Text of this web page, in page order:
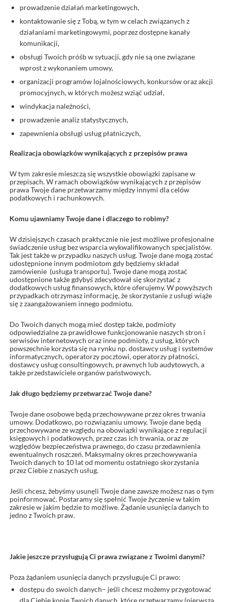
prowadzenie działań marketingowych,
kontaktowanie się z Tobą, w tym w celach związanych z
działaniami marketingowymi, poprzez dostępne kanały
komunikacji,
obsługi Twoich próśb w sytuacji, gdy nie są one związane
wprost z wykonaniem umowy,
organizacji programów lojalnościowych, konkursów oraz akcji
promocyjnych, w których możesz wziąć udział,
windykacja należności,
prowadzenie analiz statystycznych,
zapewnienia obsługi usług płatniczych,
Realizacja obowiązków wynikających z przepisów prawa
W tym zakresie mieszczą się wszystkie obowiązki zapisane w
przepisach. W ramach obowiązków wynikających z przepisów
prawa Twoje dane przetwarzamy między innymi dla celów
podatkowych i rachunkowych.
Komu ujawniamy Twoje dane i dlaczego to robimy?
W dzisiejszych czasach praktycznie nie jest możliwe profesjonalne
świadczenie usług bez wsparcia wykwalifikowanych specjalistów.
Tak jest także w przypadku naszych usług. Twoje dane mogą zostać
udostępnione innym podmiotom gdy będziemy składał
zamówienie (usługa transportu). Twoje dane mogą zostać
udostępnione także gdybyś zdecydował się skorzystać z
dodatkowych usług finansowych, które oferujemy. W powyższych
przypadkach otrzymasz informację, że skorzystanie z usługi wiąże
się z zaangażowaniem innego podmiotu.
Do Twoich danych mogą mieć dostęp także, podmioty
odpowiedzialne za prawidłowe funkcjonowanie naszych stron i
serwisów internetowych oraz inne podmioty, z usług, których
powszechnie korzysta się na rynku np. dostawcy usług i systemów
informatycznych, operatorzy pocztowi, operatorzy płatności,
dostawcy usług consultingowych, prawnych lub audytowych, a
także przedstawiciele organów państwowych.
Jak długo będziemy przetwarzać Twoje dane?
Twoje dane osobowe będą przechowywane przez okres trwania
umowy. Dodatkowo, po rozwiązaniu umowy, Twoje dane będą
przechowywane ze względu na obowiązki wynikające z regulacji
księgowych i podatkowych, przez czas ich trwania, oraz ze
względów bezpieczeństwa prawnego, do czasu przedawnienia
ewentualnych roszczeń. Maksymalny okres przechowywania
Twoich danych to 10 lat od momentu ostatniego skorzystania
przez Ciebie z naszych usług.
Jeśli chcesz, żebyśmy usunęli Twoje dane zawsze możesz nas o tym
poinformować. Postaramy się spełnić Twoje życzenie w takim
zakresie w jakim będzie to możliwe. Żądanie usunięcia danych to
jedno z Twoich praw.
Jakie jeszcze przysługują Ci prawa związane z Twoimi danymi?
Poza żądaniem usunięcia danych przysługuje Ci prawo:
dostępu do swoich danych– jeśli chcesz możemy przygotować
dla Ciebie kopie Twoich danych, które przetwarzamy (pierwsza